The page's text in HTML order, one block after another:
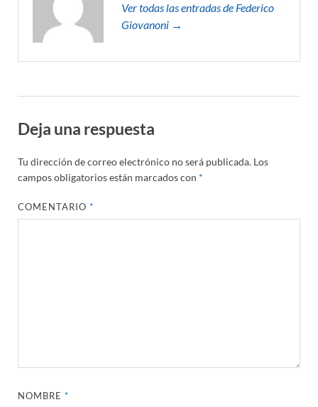
Ver todas las entradas de Federico
Giovanoni →
Deja una respuesta
Tu dirección de correo electrónico no será publicada. Los
campos obligatorios están marcados con *
COMENTARIO*
NOMBRE*